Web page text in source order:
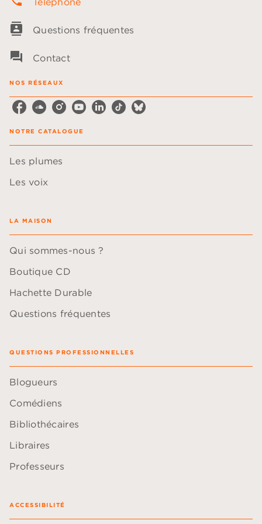
contacts Questions fréquentes
question_answer Contact
NOS RÉSEAUX
NOTRE CATALOGUE
Les plumes
Les voix
LA MAISON
Qui sommes-nous ?
Boutique CD
Hachette Durable
Questions fréquentes
QUESTIONS PROFESSIONNELLES
Blogueurs
Comédiens
Bibliothécaires
Libraires
Professeurs
ACCESSIBILITÉ